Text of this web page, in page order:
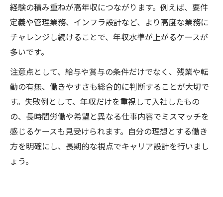
経験の積み重ねが高年収につながります。例えば、要件
定義や管理業務、インフラ設計など、より高度な業務に
チャレンジし続けることで、年収水準が上がるケースが
多いです。
注意点として、給与や賞与の条件だけでなく、残業や転
勤の有無、働きやすさも総合的に判断することが大切で
す。失敗例として、年収だけを重視して入社したもの
の、長時間労働や希望と異なる仕事内容でミスマッチを
感じるケースも見受けられます。自分の理想とする働き
方を明確にし、長期的な視点でキャリア設計を行いまし
ょう。